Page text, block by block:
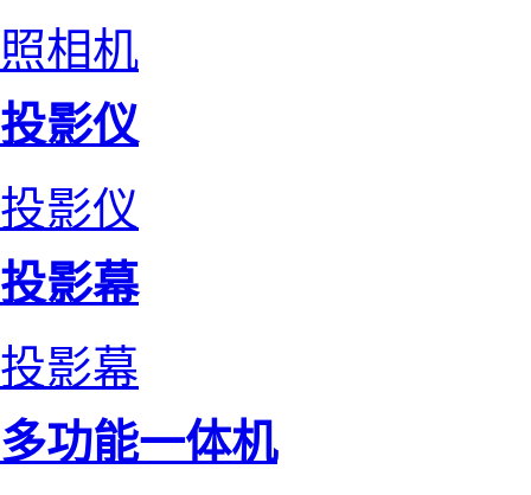
照相机
投影仪
投影仪
投影幕
投影幕
多功能一体机